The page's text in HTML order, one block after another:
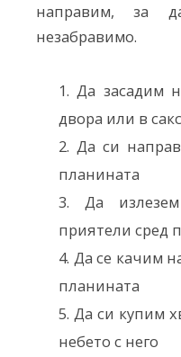
направим, за
незабравимо.
Да засадим
двора или в
Да си
планината
Да
приятели сред
Да се качим
планината
Да си купим
небето с него